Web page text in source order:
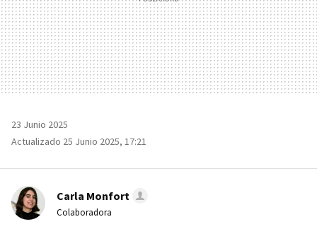
23 Junio 2025
Actualizado 25 Junio 2025, 17:21
Carla Monfort
Colaboradora